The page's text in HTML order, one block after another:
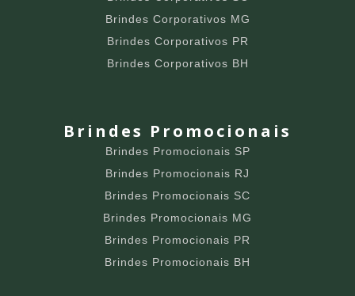
Brindes Corporativos MG
Brindes Corporativos PR
Brindes Corporativos BH
Brindes Promocionais
Brindes Promocionais SP
Brindes Promocionais RJ
Brindes Promocionais SC
Brindes Promocionais MG
Brindes Promocionais PR
Brindes Promocionais BH